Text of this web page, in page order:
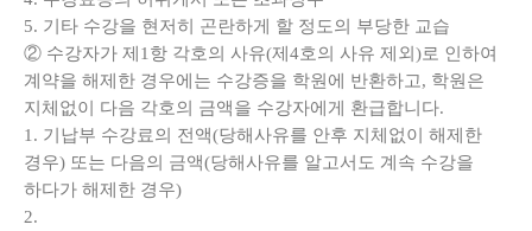
5. 기타 수강을 현저히 곤란하게 할 정도의 부당한 교습
② 수강자가 제1항 각호의 사유(제4호의 사유 제외)로 인하여
계약을 해제한 경우에는 수강증을 학원에 반환하고, 학원은
지체없이 다음 각호의 금액을 수강자에게 환급합니다.
1. 기납부 수강료의 전액(당해사유를 안후 지체없이 해제한
경우) 또는 다음의 금액(당해사유를 알고서도 계속 수강을
하다가 해제한 경우)
2.